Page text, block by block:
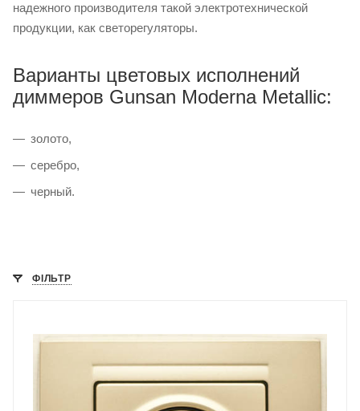
надежного производителя такой электротехнической
продукции, как светорегуляторы.
Варианты цветовых исполнений
диммеров Gunsan Moderna Metallic:
золото,
серебро,
черный.
ФІЛЬТР